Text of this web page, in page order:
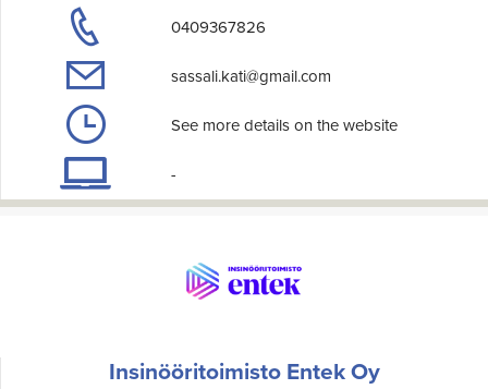
0409367826
sassali.kati@gmail.com
See more details on the website
-
Insinööritoimisto Entek Oy